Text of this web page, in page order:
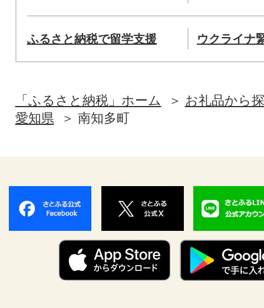
ふるさと納税で留学支援 ウクライナ
「ふるさと納税」ホーム
お礼品から
愛知県
南知多町